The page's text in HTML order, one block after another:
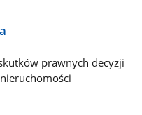
prawnych decyzji